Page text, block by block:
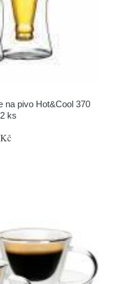
na pivo Hot&Cool 370
ks